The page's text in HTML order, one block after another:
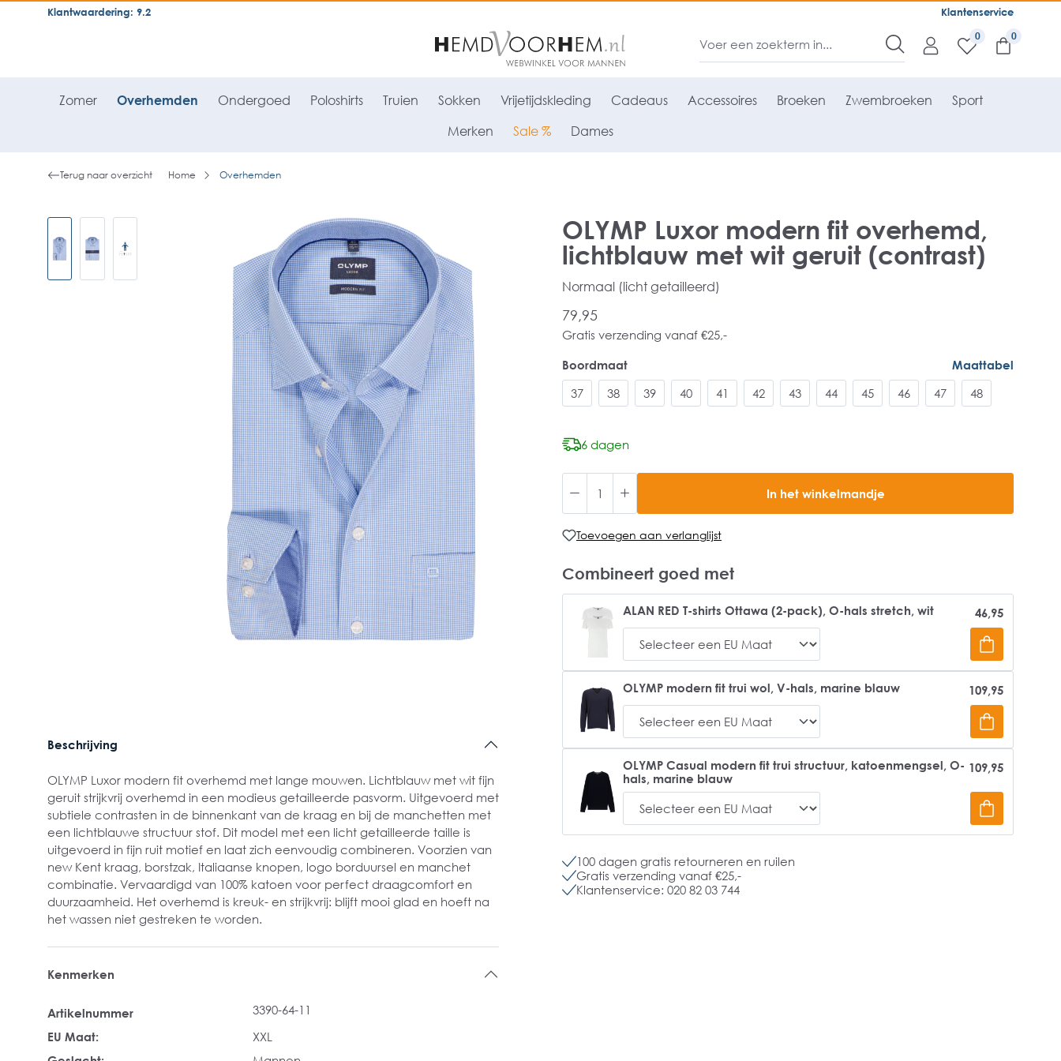
general.skipToNavigation Klantenservice
Klantwaardering: 9.2
0
Zomer Overhemden Ondergoed Poloshirts Truien Sokken Vrijetijdskleding Cadeaus Accessoires Broeken Zwembroeken Sport
Merken Sale % Dames
Terug naar overzicht Home Overhemden
OLYMP Luxor modern fit overhemd,
lichtblauw met wit geruit (contrast)
Normaal (licht getailleerd)
79,95
Gratis verzending vanaf €25,-
Boordmaat
Maattabel
37
38 39 40 41 42 43 44 45 46 47 48
6 dagen
In het winkelmandje
Toevoegen aan verlanglijst
Combineert goed met
ALAN RED T-shirts Ottawa (2-pack), O-hals stretch, wit 46,95
OLYMP modern fit trui wol, V-hals, marine blauw 109,95
OLYMP Casual modern fit trui structuur, katoenmengsel, O-
hals, marine blauw
109,95
100 dagen gratis retourneren en ruilen
Gratis verzending vanaf €25,-
Klantenservice: 020 82 03 744
Beschrijving
OLYMP Luxor modern fit overhemd met lange mouwen. Lichtblauw met wit fijn
geruit strijkvrij overhemd in een modieus getailleerde pasvorm. Uitgevoerd met
subtiele contrasten in de binnenkant van de kraag en bij de manchetten met
een lichtblauwe structuur stof. Dit model met een licht getailleerde taille is
uitgevoerd in fijn ruit motief en laat zich eenvoudig combineren. Voorzien van
new Kent kraag, borstzak, Italiaanse knopen, logo borduursel en manchet
combinatie. Vervaardigd van 100% katoen voor perfect draagcomfort en
duurzaamheid. Het overhemd is kreuk- en strijkvrij: blijft mooi glad en hoeft na
het wassen niet gestreken te worden.
Kenmerken
Artikelnummer
3390-64-11
EU Maat:
XXL